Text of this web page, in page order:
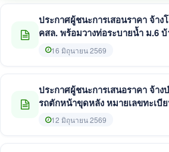
ประกาศผู้ชนะการเสอนราคา จ้าง
คสล. พร้อมวางท่อระบายน้ำ ม.6
หงวน โดยวิธีเฉพาะเจาะจง
16 มิถุนายน 2569
ประกาศผู้ชนะการเสนอราคา จ้า
รถตักหน้าขุดหลัง หมายเลขทะเบี
จำนวน 3 รายการ โดยวิธีเฉพาะเจา
12 มิถุนายน 2569